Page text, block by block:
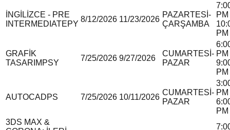
İNGİLİZCE - PRE
INTERMEDIATEPY
8/12/2026 11/23/2026
PAZARTESİ-
ÇARŞAMBA
PM
PM
GRAFİK
TASARIM PSY
7/25/2026 9/27/2026
CUMARTESİ-
PAZAR
PM
PM
AUTOCADPS 7/25/2026 10/11/2026
CUMARTESİ-
PAZAR
PM
PM
3DS MAX &